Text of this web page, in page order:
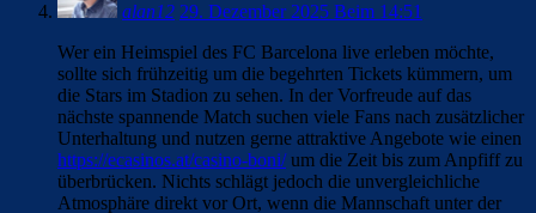
alan12 29. Dezember 2025 Beim 14:51
Wer ein Heimspiel des FC Barcelona live erleben möchte,
sollte sich frühzeitig um die begehrten Tickets kümmern, um
die Stars im Stadion zu sehen. In der Vorfreude auf das
nächste spannende Match suchen viele Fans nach zusätzlicher
Unterhaltung und nutzen gerne attraktive Angebote wie einen
https://ecasinos.at/casino-boni/um die Zeit bis zum Anpfiff zu
überbrücken. Nichts schlägt jedoch die unvergleichliche
Atmosphäre direkt vor Ort, wenn die Mannschaft unter der